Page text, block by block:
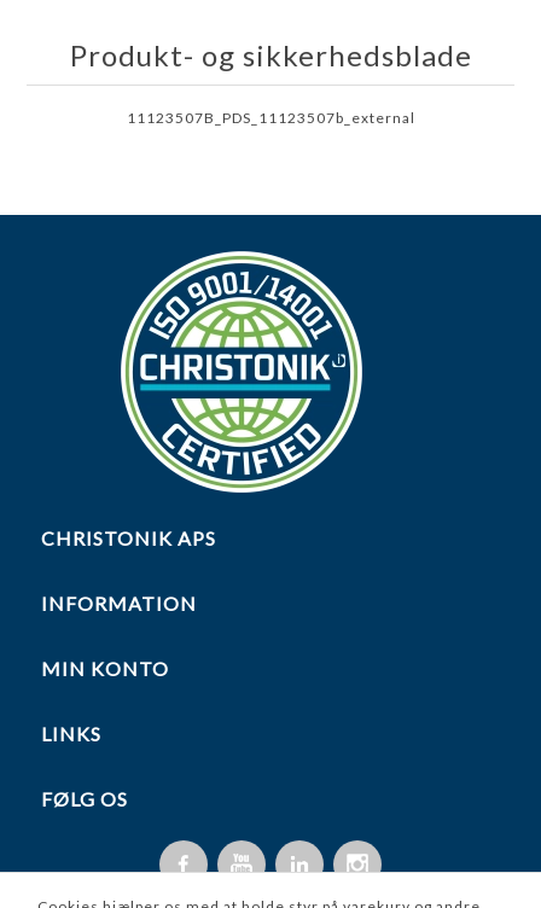
Produkt- og sikkerhedsblade
11123507B_PDS_11123507b_external
CHRISTONIK APS
INFORMATION
MIN KONTO
LINKS
FØLG OS